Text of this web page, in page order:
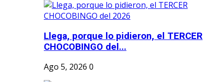
Llega, porque lo pidieron, el TERCER
CHOCOBINGO del...
Ago 5, 2026 0